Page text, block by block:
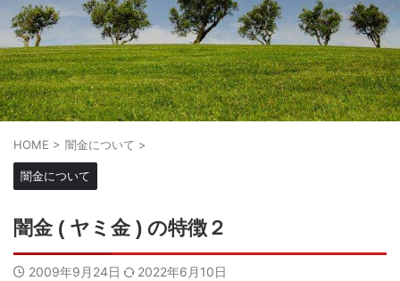
HOME > 闇金について >
闇金について
闇金 ( ヤミ金 ) の特徴２
2009年9月24日 2022年6月10日